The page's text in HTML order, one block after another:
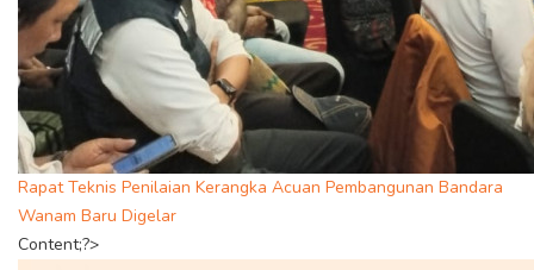
Rapat Teknis Penilaian Kerangka Acuan Pembangunan Bandara
Wanam Baru Digelar
Content;?>